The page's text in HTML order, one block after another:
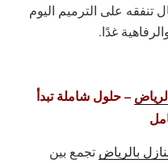
تنفقه على الترميم اليوم
غدًا.
– حلول شاملة تبدأ
بالرياض تجمع بين